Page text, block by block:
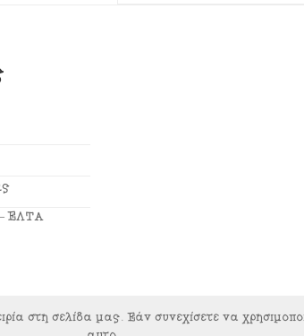
ΕΛΤΑ
στη σελίδα μας. Εάν συνεχίσετε να